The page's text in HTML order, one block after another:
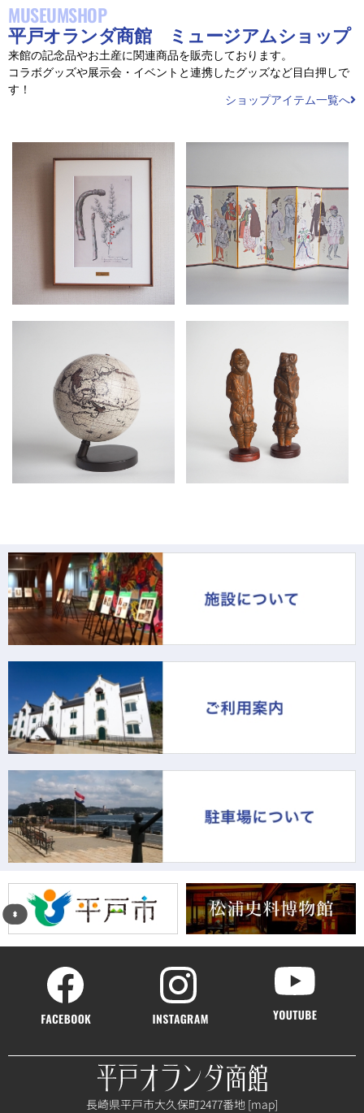
MUSEUMSHOP
平戸オランダ商館 ミュージアムショップ
来館の記念品やお土産に関連商品を販売しております。
コラボグッズや展示会・イベントと連携したグッズなど目白押しで
す！
ショップアイテム一覧へ
長崎県平戸市大久保町2477番地 [map]